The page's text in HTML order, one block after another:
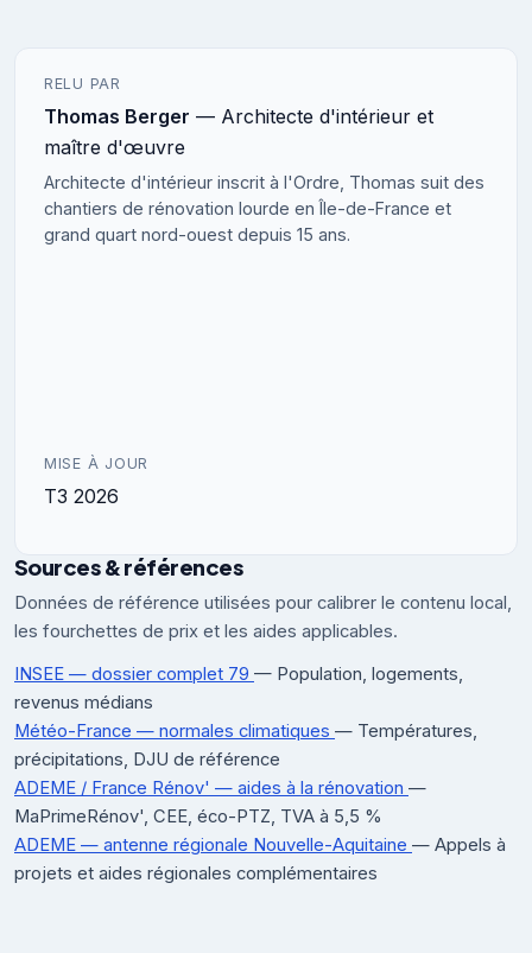
RELU PAR
Thomas Berger — Architecte d'intérieur et
maître d'œuvre
Architecte d'intérieur inscrit à l'Ordre, Thomas suit des
chantiers de rénovation lourde en Île-de-France et
grand quart nord-ouest depuis 15 ans.
MISE À JOUR
T3 2026
Sources & références
Données de référence utilisées pour calibrer le contenu local,
les fourchettes de prix et les aides applicables.
INSEE — dossier complet 79 — Population, logements,
revenus médians
Météo-France — normales climatiques — Températures,
précipitations, DJU de référence
ADEME / France Rénov' — aides à la rénovation —
MaPrimeRénov', CEE, éco-PTZ, TVA à 5,5 %
ADEME — antenne régionale Nouvelle-Aquitaine — Appels à
projets et aides régionales complémentaires